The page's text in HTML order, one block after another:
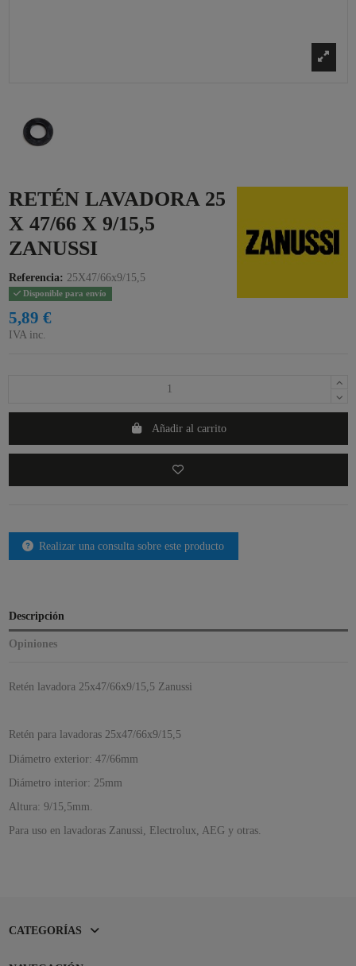
RETÉN LAVADORA 25
X 47/66 X 9/15,5
ZANUSSI
Referencia: 25X47/66x9/15,5
Disponible para envío
5,89 €
IVA inc.
Añadir al carrito
Realizar una consulta sobre este producto
Descripción
Opiniones
Retén lavadora 25x47/66x9/15,5 Zanussi
Retén para lavadoras 25x47/66x9/15,5
Diámetro exterior: 47/66mm
Diámetro interior: 25mm
Altura: 9/15,5mm.
Para uso en lavadoras Zanussi, Electrolux, AEG y otras.
CATEGORÍAS